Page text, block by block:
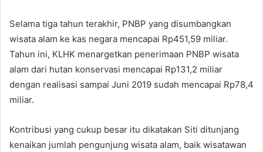
Selama tiga tahun terakhir, PNBP yang disumbangkan
wisata alam ke kas negara mencapai Rp451,59 miliar.
Tahun ini, KLHK menargetkan penerimaan PNBP wisata
alam dari hutan konservasi mencapai Rp131,2 miliar
dengan realisasi sampai Juni 2019 sudah mencapai Rp78,4
miliar.
Kontribusi yang cukup besar itu dikatakan Siti ditunjang
kenaikan jumlah pengunjung wisata alam, baik wisatawan